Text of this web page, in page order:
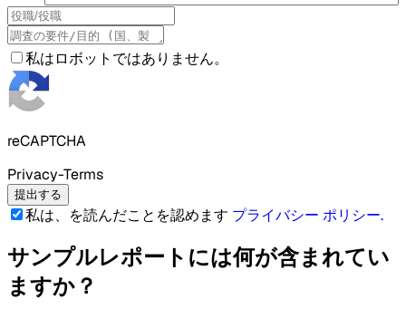
私はロボットではありません。
reCAPTCHA
Privacy-Terms
提出する
私は、を読んだことを認めます プライバシー ポリシー.
サンプルレポートには何が含まれてい
ますか？